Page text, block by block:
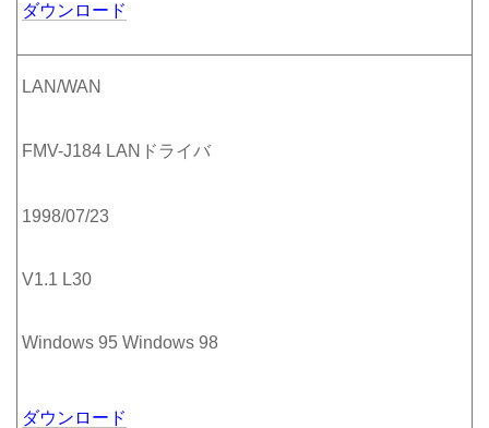
ダウンロード
LAN/WAN
FMV-J184 LANドライバ
1998/07/23
V1.1 L30
Windows 95 Windows 98
ダウンロード